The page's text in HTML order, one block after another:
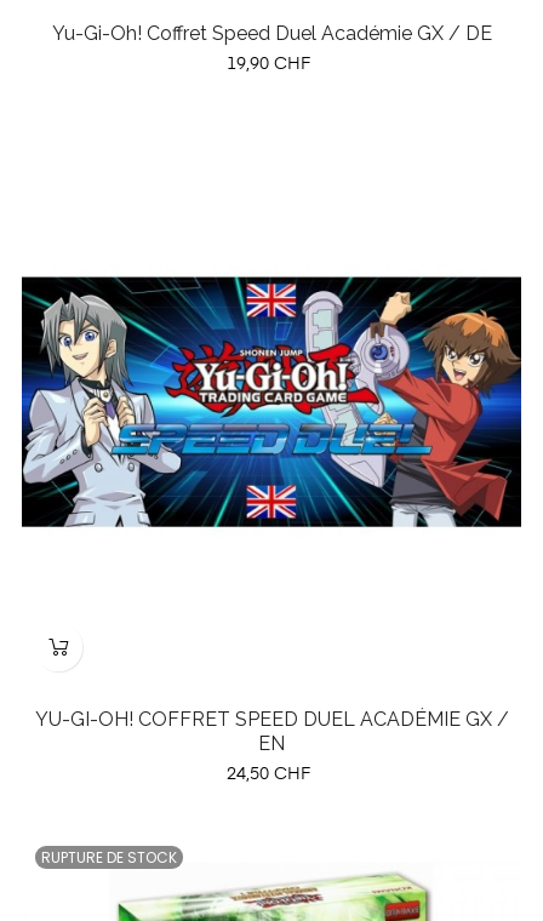
Yu-Gi-Oh! Coffret Speed Duel Académie GX / DE
Prix
19,90 CHF
YU-GI-OH! COFFRET SPEED DUEL ACADÉMIE GX /
EN
Prix
24,50 CHF
RUPTURE DE STOCK